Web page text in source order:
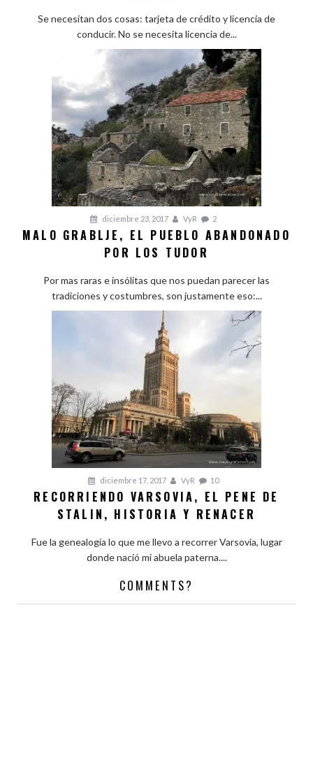
Se necesitan dos cosas: tarjeta de crédito y licencia de
conducir. No se necesita licencia de...
diciembre 23, 2017 VyR 2
MALO GRABLJE, EL PUEBLO ABANDONADO
POR LOS TUDOR
Por mas raras e insólitas que nos puedan parecer las
tradiciones y costumbres, son justamente eso:...
diciembre 17, 2017 VyR 10
RECORRIENDO VARSOVIA, EL PENE DE
STALIN, HISTORIA Y RENACER
Fue la genealogía lo que me llevo a recorrer Varsovia, lugar
donde nació mi abuela paterna....
COMMENTS?